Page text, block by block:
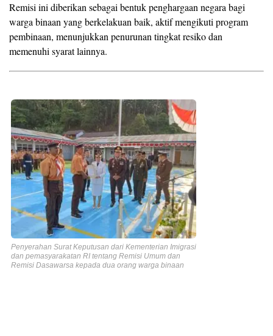
Remisi ini diberikan sebagai bentuk penghargaan negara bagi
warga binaan yang berkelakuan baik, aktif mengikuti program
pembinaan, menunjukkan penurunan tingkat resiko dan
memenuhi syarat lainnya.
Penyerahan Surat Keputusan dari Kementerian Imigrasi
dan pemasyarakatan RI tentang Remisi Umum dan
Remisi Dasawarsa kepada dua orang warga binaan